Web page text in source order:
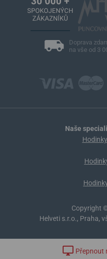
Doprava
na vše od 3
Naše
Copyright
Helveti s.r.o., Praha,
Přepnout